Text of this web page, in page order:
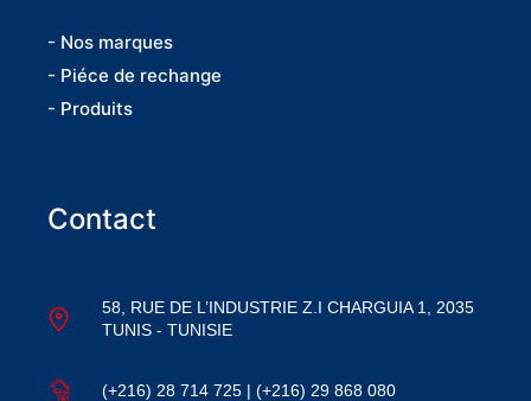
- Nos marques
- Piéce de rechange
- Produits
Contact
58, RUE DE L’INDUSTRIE Z.I CHARGUIA 1, 2035
TUNIS - TUNISIE
(+216) 28 714 725 | (+216) 29 868 080